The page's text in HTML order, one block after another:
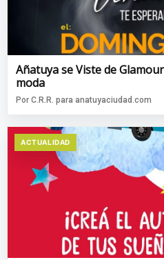
Añatuya se Viste de
moda
Por C.R.R. para anatuyaciudad.com
ACTUALIDAD